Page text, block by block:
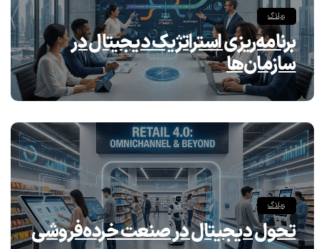
وبلاگ
برنامه‌ریزی استراتژیک دیجیتال در
سازمان‌ها
وبلاگ
تحول دیجیتال در صنعت خرده‌فروشی